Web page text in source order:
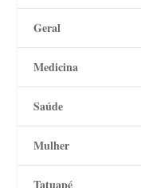
Geral
Medicina
Saúde
Mulher
Tatuapé